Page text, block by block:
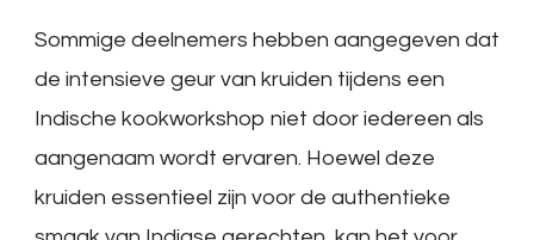
Sommige deelnemers hebben aangegeven dat
de intensieve geur van kruiden tijdens een
Indische kookworkshop niet door iedereen als
aangenaam wordt ervaren. Hoewel deze
kruiden essentieel zijn voor de authentieke